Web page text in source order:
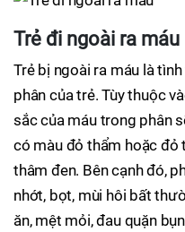
Trẻ đi ngoài ra máu
Trẻ bị ngoài ra máu là
phân của trẻ. Tùy thuộc
sắc của máu trong phân
có màu đỏ thẩm hoặc đỏ
thâm đen. Bên cạnh đó,
nhớt, bọt, mùi hôi bất
ăn, mệt mỏi, đau quặn